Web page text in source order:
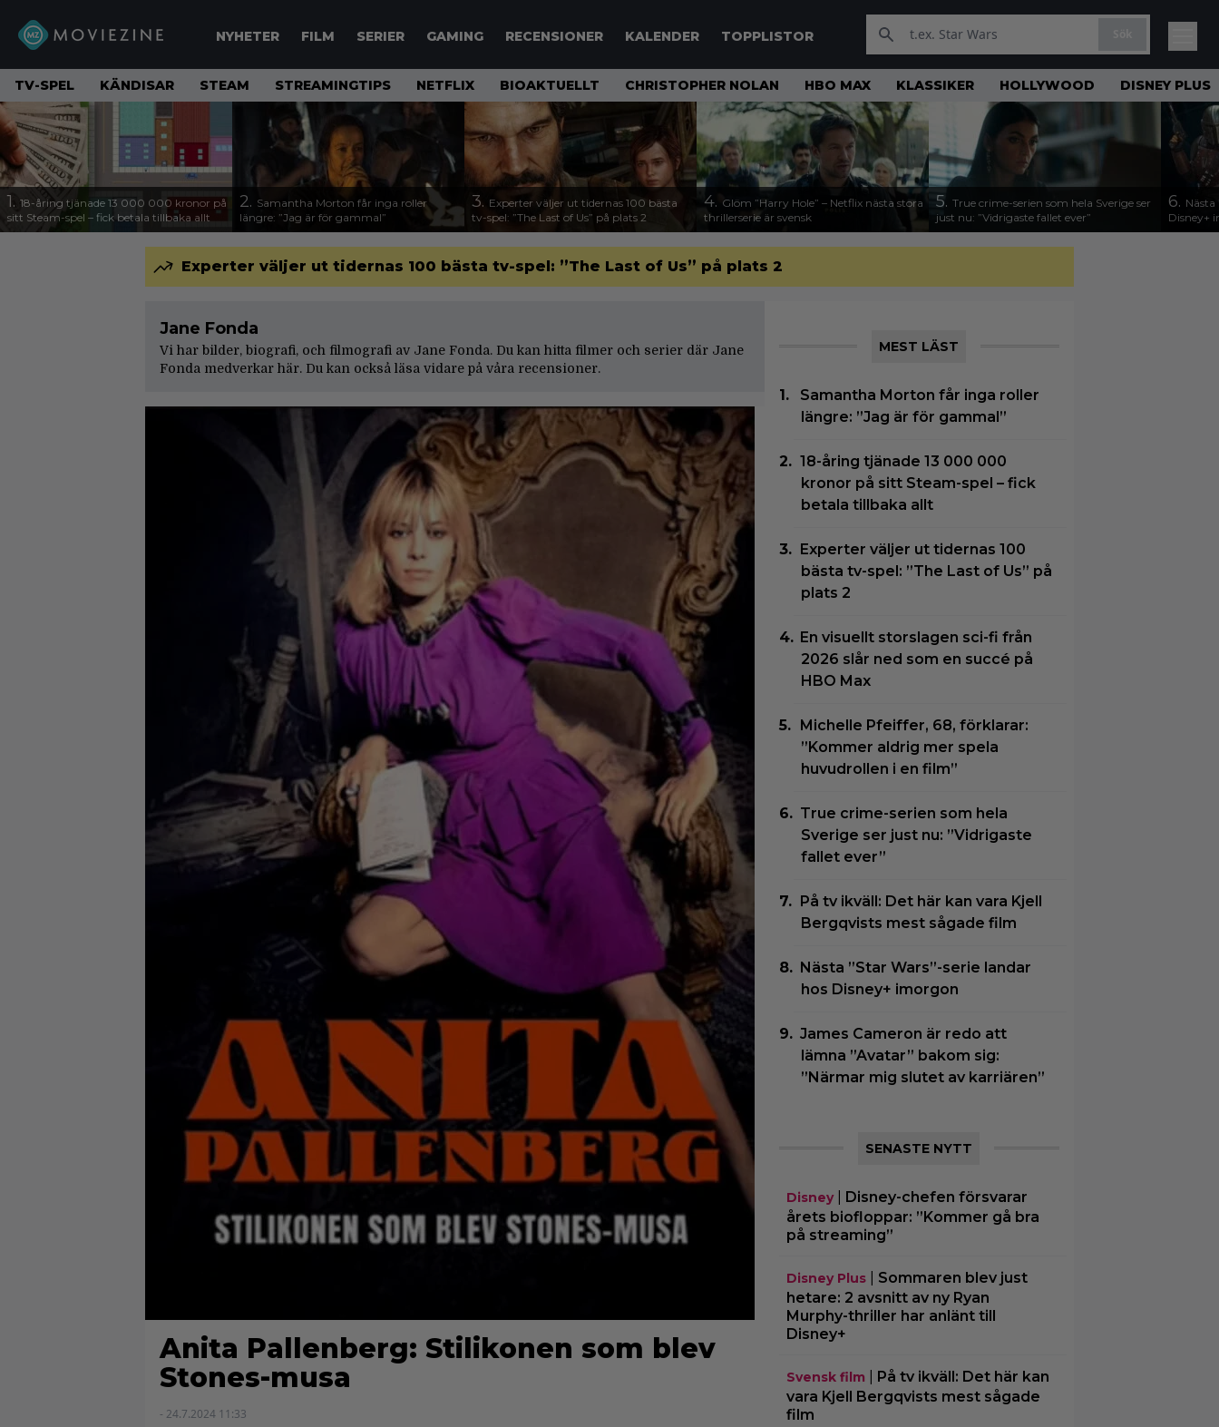
NYHETER FILM SERIER GAMING RECENSIONER KALENDER TOPPLISTOR
TV-SPEL KÄNDISAR STEAM STREAMINGTIPS NETFLIX BIOAKTUELLT CHRISTOPHER NOLAN HBO MAX KLASSIKER HOLLYWOOD DISNEY PLUS
1. 18-åring tjänade 13 000 000 kronor på
sitt Steam-spel – fick betala tillbaka allt
2. Samantha Morton får inga roller
längre: ”Jag är för gammal”
3. Experter väljer ut tidernas 100 bästa
tv-spel: ”The Last of Us” på plats 2
4. Glöm ”Harry Hole” – Netflix nästa stora
thrillerserie är svensk
5. True crime-serien som hela Sverige ser
just nu: ”Vidrigaste fallet ever”
6. Nästa
Disney+
Experter väljer ut tidernas 100 bästa tv-spel: ”The Last of Us” på plats 2
Jane Fonda
Vi har bilder, biografi, och filmografi av Jane Fonda. Du kan hitta filmer och serier där Jane
Fonda medverkar här. Du kan också läsa vidare på våra recensioner.
Anita Pallenberg: Stilikonen som blev
Stones-musa
- 24.7.2024 11:33
MEST LÄST
Samantha Morton får inga roller
längre: ”Jag är för gammal”
18-åring tjänade 13 000 000
kronor på sitt Steam-spel – fick
betala tillbaka allt
Experter väljer ut tidernas 100
bästa tv-spel: ”The Last of Us” på
plats 2
En visuellt storslagen sci-fi från
2026 slår ned som en succé på
HBO Max
Michelle Pfeiffer, 68, förklarar:
”Kommer aldrig mer spela
huvudrollen i en film”
True crime-serien som hela
Sverige ser just nu: ”Vidrigaste
fallet ever”
På tv ikväll: Det här kan vara Kjell
Bergqvists mest sågade film
Nästa ”Star Wars”-serie landar
hos Disney+ imorgon
James Cameron är redo att
lämna ”Avatar” bakom sig:
”Närmar mig slutet av karriären”
SENASTE NYTT
Disney| Disney-chefen försvarar
årets biofloppar: ”Kommer gå bra
på streaming”
Disney Plus| Sommaren blev just
hetare: 2 avsnitt av ny Ryan
Murphy-thriller har anlänt till
Disney+
Svensk film
På tv ikväll: Det här kan
vara Kjell Bergqvists mest sågade
film